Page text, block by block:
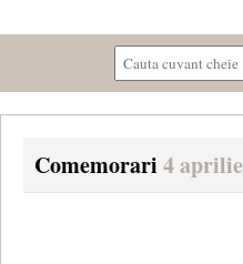
Comemorari 4 aprilie